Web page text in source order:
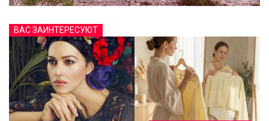
ВАС ЗАИНТЕРЕСУЮТ